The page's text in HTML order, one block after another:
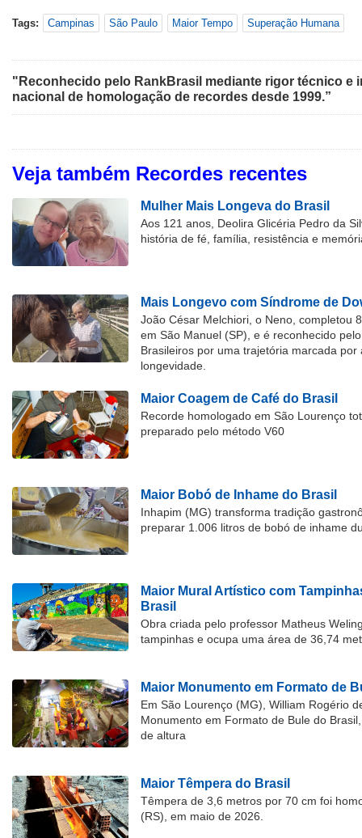
Tags: Campinas São Paulo Maior Tempo Superação Humana
"Reconhecido pelo RankBrasil mediante rigor técnico e
nacional de homologação de recordes desde 1999.”
Veja também Recordes recentes
Mulher Mais Longeva do Brasil
Aos 121 anos, Deolira Glicéria Pedro da
história de fé, família, resistência e
Mais Longevo com Síndrome de
João César Melchiori, o Neno, completou
em São Manuel (SP), e é reconhecido
Brasileiros por uma trajetória marcada por
longevidade.
Maior Coagem de Café do Brasil
Recorde homologado em São Lourenço
preparado pelo método V60
Maior Bobó de Inhame do Brasil
Inhapim (MG) transforma tradição
preparar 1.006 litros de bobó de inhame
Maior Mural Artístico com
Brasil
Obra criada pelo professor Matheus
tampinhas e ocupa uma área de 36,74
Maior Monumento em Formato de
Em São Lourenço (MG), William Rogério
Monumento em Formato de Bule do
de altura
Maior Têmpera do Brasil
Têmpera de 3,6 metros por 70 cm foi
(RS), em maio de 2026.